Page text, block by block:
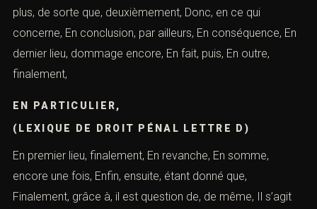
plus, de sorte que, deuxièmement, Donc, en ce qui
concerne, En conclusion, par ailleurs, En conséquence, En
dernier lieu, dommage encore, En fait, puis, En outre,
finalement,
EN PARTICULIER,
(LEXIQUE DE DROIT PÉNAL LETTRE D)
En premier lieu, finalement, En revanche, En somme,
encore une fois, Enfin, ensuite, étant donné que,
Finalement, grâce à, il est question de, de même, Il s’agit